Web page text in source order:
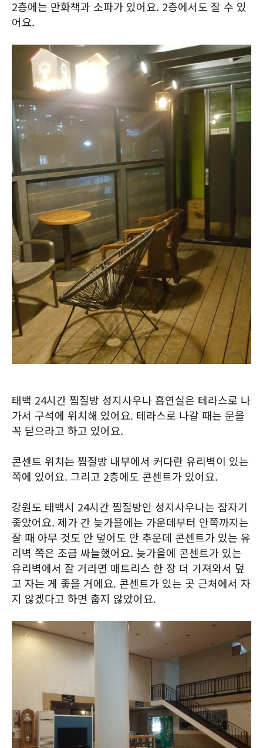
2층에는 만화책과 소파가 있어요. 2층에서도 잘 수 있
어요.
태백 24시간 찜질방 성지사우나 흡연실은 테라스로 나
가서 구석에 위치해 있어요. 테라스로 나갈 때는 문을
꼭 닫으라고 하고 있어요.
콘센트 위치는 찜질방 내부에서 커다란 유리벽이 있는
쪽에 있어요. 그리고 2층에도 콘센트가 있어요.
강원도 태백시 24시간 찜질방인 성지사우나는 잠자기
좋았어요. 제가 간 늦가을에는 가운데부터 안쪽까지는
잘 때 아무 것도 안 덮어도 안 추운데 콘센트가 있는 유
리벽 쪽은 조금 싸늘했어요. 늦가을에 콘센트가 있는
유리벽에서 잘 거라면 매트리스 한 장 더 가져와서 덮
고 자는 게 좋을 거에요. 콘센트가 있는 곳 근처에서 자
지 않겠다고 하면 춥지 않았어요.